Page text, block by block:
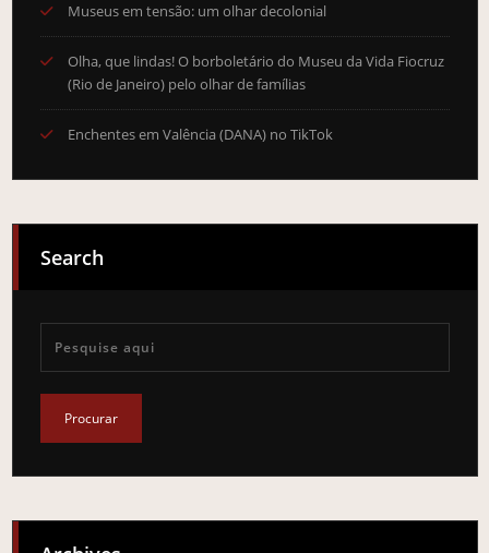
Museus em tensão: um olhar decolonial
Olha, que lindas! O borboletário do Museu da Vida Fiocruz
(Rio de Janeiro) pelo olhar de famílias
Enchentes em Valência (DANA) no TikTok
Search